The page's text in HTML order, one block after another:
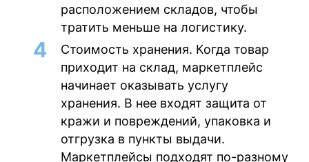
расположением складов, чтобы
тратить меньше на логистику.
Стоимость хранения. Когда товар
приходит на склад, маркетплейс
начинает оказывать услугу
хранения. В нее входят защита от
кражи и повреждений, упаковка и
отгрузка в пункты выдачи.
Маркетплейсы подходят по-разному